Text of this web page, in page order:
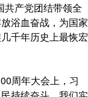
产党团结带领全
浴血奋战，为国家
千年历史上最恢宏
周年大会上，习